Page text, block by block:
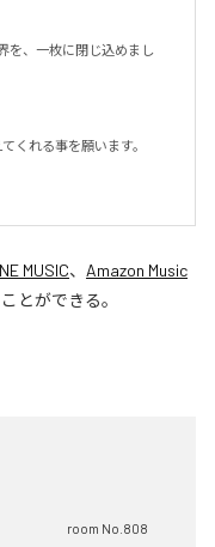
を、一枚に閉じ込めまし
くれる事を願います。
MUSIC、 Amazon Music
とができる。
room No.808